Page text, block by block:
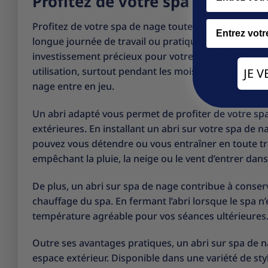
Profitez de votre spa de nage toute l’année grâce
longue journée de travail ou pratiquer des
investissement précieux pour votre bien-être.
utilisation, surtout pendant les mois d’hiver ou les
nage entre en jeu.
Un abri adapté vous permet de profiter de votre
extérieures. En installant un abri sur votre spa de
pouvez vous détendre ou vous entraîner en toute
empêchant la pluie, la neige ou le vent d’entrer
De plus, un abri sur spa de nage contribue à
chauffage du spa. En fermant l’abri lorsque le spa
température agréable pour vos séances
Outre ses avantages pratiques, un abri sur spa
espace extérieur. Disponible dans une variété de
Email
JE